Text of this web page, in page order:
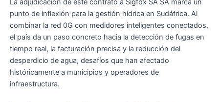
La adjudicación de este contrato a Sigfox SA SA marca un
punto de inflexión para la gestión hídrica en Sudáfrica. Al
combinar la red 0G con medidores inteligentes conectados,
el país da un paso concreto hacia la detección de fugas en
tiempo real, la facturación precisa y la reducción del
desperdicio de agua, desafíos que han afectado
históricamente a municipios y operadores de
infraestructura.